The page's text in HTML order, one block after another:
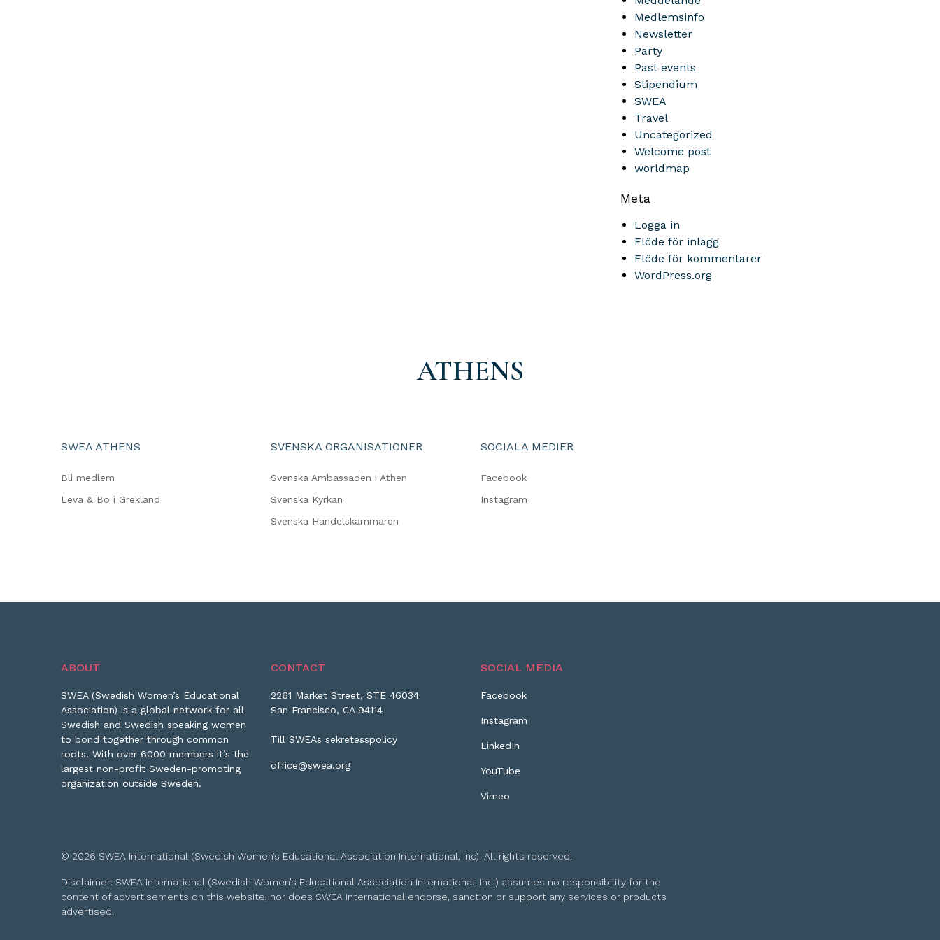
Medlemsinfo
Newsletter
Party
Past events
Stipendium
SWEA
Travel
Uncategorized
Welcome post
worldmap
Meta
Logga in
Flöde för inlägg
Flöde för kommentarer
WordPress.org
ATHENS
SWEA ATHENS
Bli medlem
Leva & Bo i Grekland
SVENSKA ORGANISATIONER
Svenska Ambassaden i Athen
Svenska Kyrkan
Svenska Handelskammaren
SOCIALA MEDIER
Facebook
Instagram
ABOUT
SWEA (Swedish Women’s Educational
Association) is a global network for all
Swedish and Swedish speaking women
to bond together through common
roots. With over 6000 members it’s the
largest non-profit Sweden-promoting
organization outside Sweden.
CONTACT
2261 Market Street, STE 46034
San Francisco, CA 94114
Till SWEAs sekretesspolicy
office@swea.org
SOCIAL MEDIA
Facebook
Instagram
LinkedIn
YouTube
Vimeo
© 2026 SWEA International (Swedish Women’s Educational Association International, Inc). All rights reserved.
Disclaimer: SWEA International (Swedish Women’s Educational Association International, Inc.) assumes no responsibility for the
content of advertisements on this website, nor does SWEA International endorse, sanction or support any services or products
advertised.